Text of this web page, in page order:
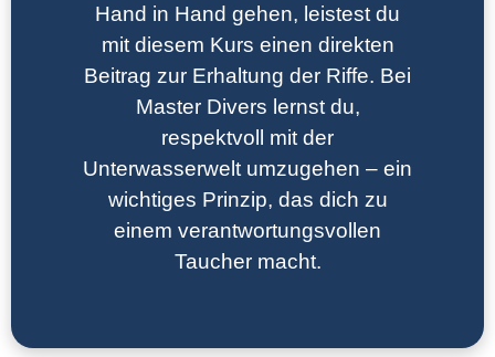
Hand in Hand gehen, leistest du
mit diesem Kurs einen direkten
Beitrag zur Erhaltung der Riffe. Bei
Master Divers lernst du,
respektvoll mit der
Unterwasserwelt umzugehen – ein
wichtiges Prinzip, das dich zu
einem verantwortungsvollen
Taucher macht.